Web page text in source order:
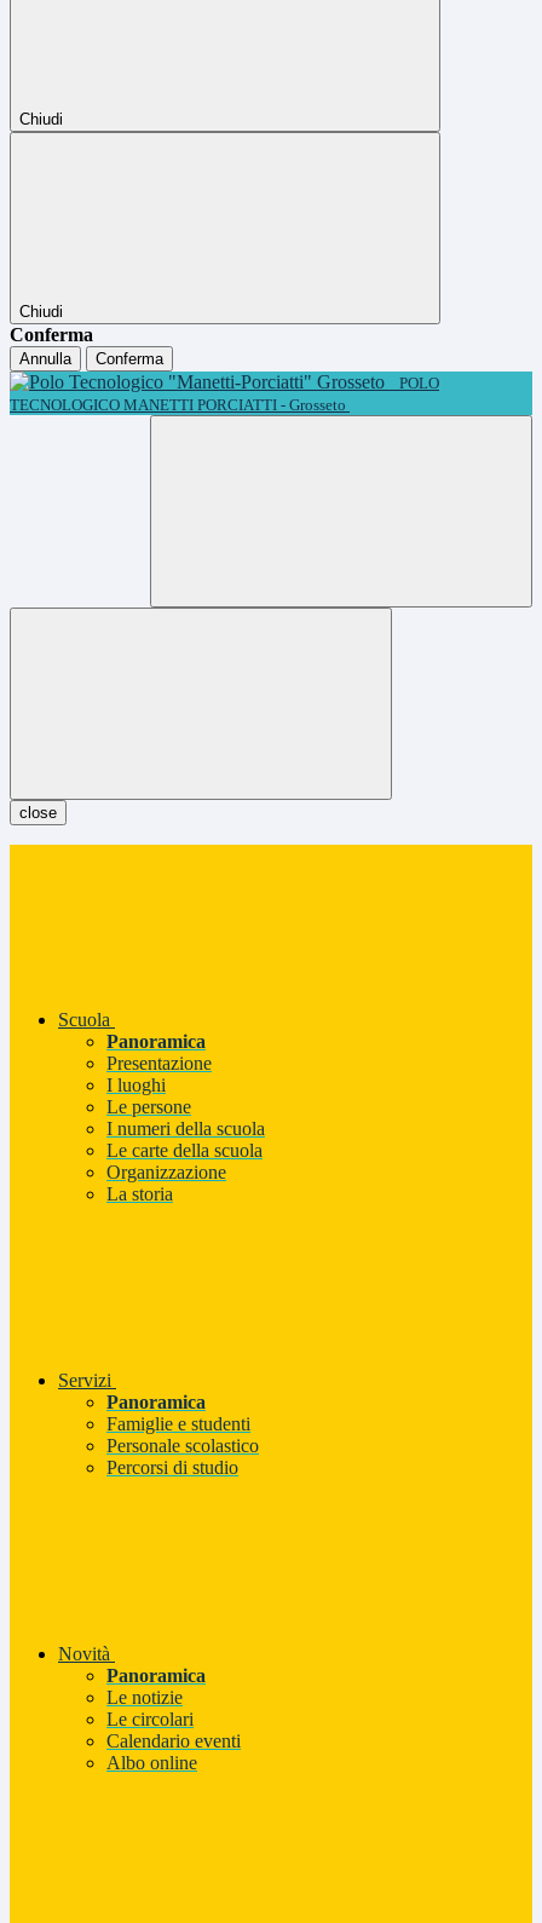
Chiudi
Chiudi
Conferma
Annulla
Conferma
POLO
TECNOLOGICO MANETTI PORCIATTI - Grosseto
close
Scuola
Panoramica
Presentazione
I luoghi
Le persone
I numeri della scuola
Le carte della scuola
Organizzazione
La storia
Servizi
Panoramica
Famiglie e studenti
Personale scolastico
Percorsi di studio
Novità
Panoramica
Le notizie
Le circolari
Calendario eventi
Albo online